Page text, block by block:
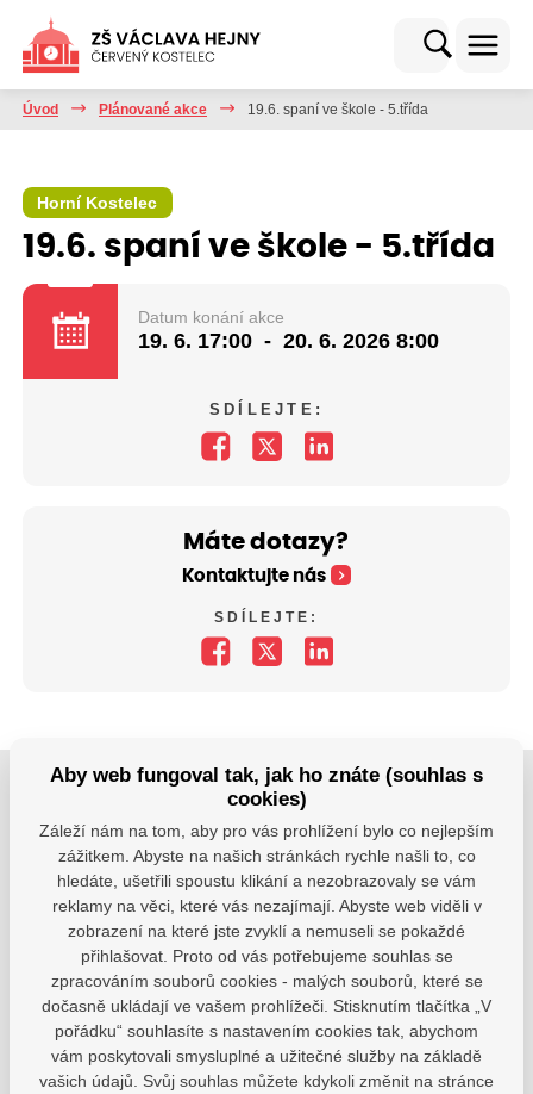
Úvod Plánované akce 19.6. spaní ve škole - 5.třída
Horní Kostelec
19.6. spaní ve škole - 5.třída
Datum konání akce
19. 6. 17:00 - 20. 6. 2026 8:00
SDÍLEJTE:
Máte dotazy?
Kontaktujte nás
SDÍLEJTE:
Jsme tu pro Vaše děti.
Jsme k dispozici, pokud potřebujete pomoci.
zsvhejny@zsvhejny.cz
+420 491 465 813
po-pá: 7:30 - 15:30 hod.
Aby web fungoval tak, jak ho znáte (souhlas s
cookies)
Záleží nám na tom, aby pro vás prohlížení bylo co nejlepším
zážitkem. Abyste na našich stránkách rychle našli to, co
hledáte, ušetřili spoustu klikání a nezobrazovaly se vám
reklamy na věci, které vás nezajímají. Abyste web viděli v
zobrazení na které jste zvyklí a nemuseli se pokaždé
přihlašovat. Proto od vás potřebujeme souhlas se
zpracováním souborů cookies - malých souborů, které se
dočasně ukládají ve vašem prohlížeči. Stisknutím tlačítka „V
pořádku“ souhlasíte s nastavením cookies tak, abychom
vám poskytovali smysluplné a užitečné služby na základě
vašich údajů. Svůj souhlas můžete kdykoli změnit na stránce